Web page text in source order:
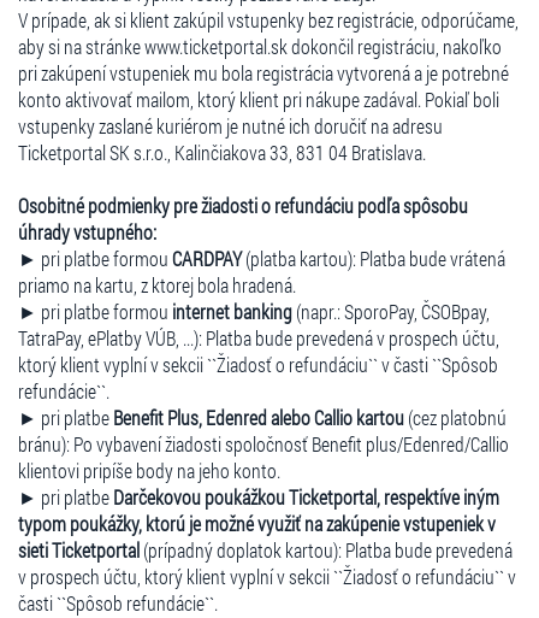
V prípade, ak si klient zakúpil vstupenky bez registrácie, odporúčame,
aby si na stránke www.ticketportal.sk dokončil registráciu, nakoľko
pri zakúpení vstupeniek mu bola registrácia vytvorená a je potrebné
konto aktivovať mailom, ktorý klient pri nákupe zadával. Pokiaľ boli
vstupenky zaslané kuriérom je nutné ich doručiť na adresu
Ticketportal SK s.r.o., Kalinčiakova 33, 831 04 Bratislava.
Osobitné podmienky pre žiadosti o refundáciu podľa spôsobu
úhrady vstupného:
► pri platbe formouCARDPAY(platba kartou): Platba bude vrátená
priamo na kartu, z ktorej bola hradená.
► pri platbe formou internet banking(napr.: SporoPay, ČSOBpay,
TatraPay, ePlatby VÚB, ...): Platba bude prevedená v prospech účtu,
ktorý klient vyplní v sekcii ``Žiadosť o refundáciu`` v časti ``Spôsob
refundácie``.
► pri platbeBenefit Plus, Edenred alebo Callio kartou(cez platobnú
bránu): Po vybavení žiadosti spoločnosť Benefit plus/Edenred/Callio
klientovi pripíše body na jeho konto.
► pri platbeDarčekovou poukážkou Ticketportal, respektíve iným
typom poukážky, ktorú je možné využiť na zakúpenie vstupeniek v
sieti Ticketportal(prípadný doplatok kartou): Platba bude prevedená
v prospech účtu, ktorý klient vyplní v sekcii ``Žiadosť o refundáciu`` v
časti ``Spôsob refundácie``.